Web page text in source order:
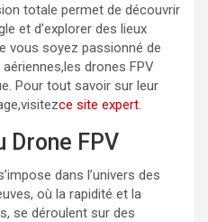
totale permet de découvrir
et d’explorer des lieux
vous soyez passionné de
drones FPV
Pour tout savoir sur leur
ce site expert.
Drone FPV
dans l’univers des
où la rapidité et la
se déroulent sur des